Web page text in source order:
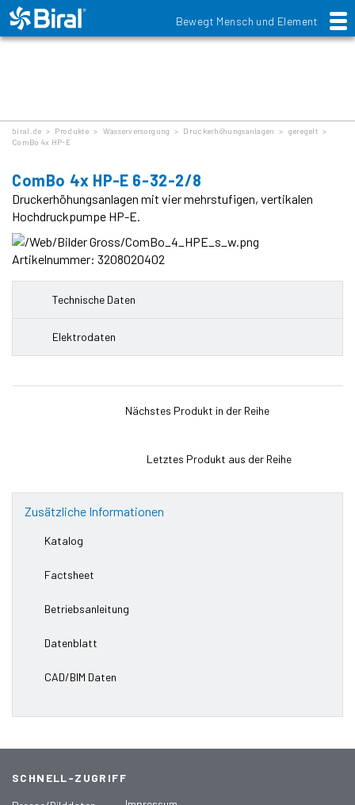
Bewegt Mensch und Element
biral.de > Produkte > Wasserversorgung > Druckerhöhungsanlagen > geregelt >
ComBo 4x HP-E
ComBo 4x HP-E 6-32-2/8
Druckerhöhungsanlagen mit vier mehrstufigen, vertikalen
Hochdruckpumpe HP-E.
Artikelnummer: 3208020402
Technische Daten
Elektrodaten
Nächstes Produkt in der Reihe
Letztes Produkt aus der Reihe
Zusätzliche Informationen
Katalog
Factsheet
Betriebsanleitung
Datenblatt
CAD/BIM Daten
SCHNELL-ZUGRIFF